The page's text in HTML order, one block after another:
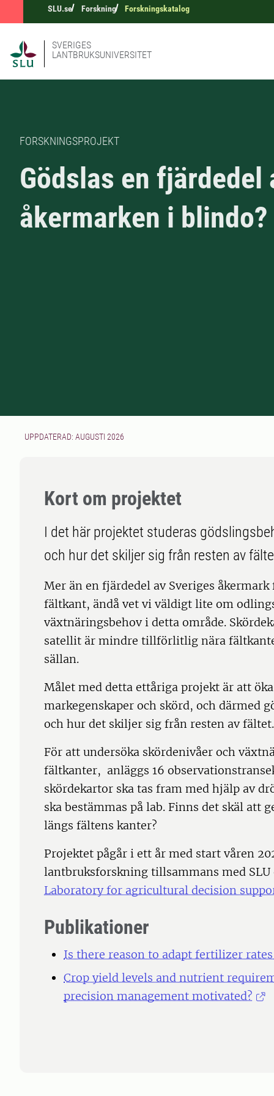
SLU.se Forskning Forskningskatalog
SVERIGES
LANTBRUKSUNIVERSITET
FORSKNINGSPROJEKT
Gödslas en fjärdedel
åkermarken i blindo?
UPPDATERAD: AUGUSTI 2026
Kort om projektet
I det här projektet studeras
och hur det skiljer sig från resten av
Mer än en fjärdedel av Sveriges
fältkant, ändå vet vi väldigt lite om
växtnäringsbehov i detta område.
satellit är mindre tillförlitlig nära
sällan.
Målet med detta ettåriga projekt är att
markegenskaper och skörd, och därmed
och hur det skiljer sig från resten av
För att undersöka skördenivåer och
fältkanter, anläggs 16
skördekartor ska tas fram med hjälp av
ska bestämmas på lab. Finns det skäl att
längs fältens kanter?
Projektet pågår i ett år med start våren
lantbruksforskning tillsammans med
Laboratory for agricultural decision
Publikationer
Is there reason to adapt fertilizer
Crop yield levels and nutrient
precision management motivated?